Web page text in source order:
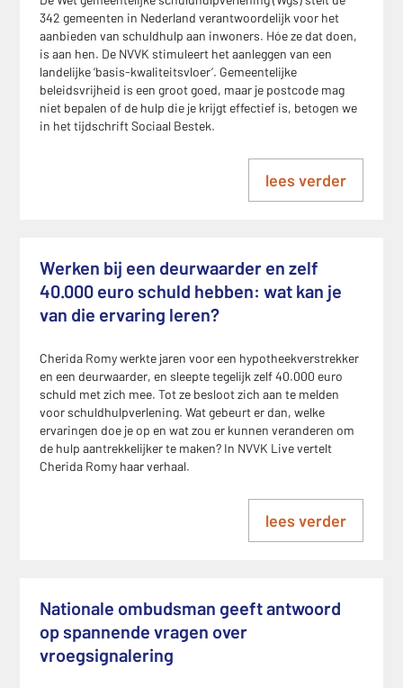
342 gemeenten in Nederland verantwoordelijk voor het
aanbieden van schuldhulp aan inwoners. Hóe ze dat doen,
is aan hen. De NVVK stimuleert het aanleggen van een
landelijke ‘basis-kwaliteitsvloer’. Gemeentelijke
beleidsvrijheid is een groot goed, maar je postcode mag
niet bepalen of de hulp die je krijgt effectief is, betogen we
in het tijdschrift Sociaal Bestek.
lees verder
Werken bij een deurwaarder en zelf
40.000 euro schuld hebben: wat kan je
van die ervaring leren?
Cherida Romy werkte jaren voor een hypotheekverstrekker
en een deurwaarder, en sleepte tegelijk zelf 40.000 euro
schuld met zich mee. Tot ze besloot zich aan te melden
voor schuldhulpverlening. Wat gebeurt er dan, welke
ervaringen doe je op en wat zou er kunnen veranderen om
de hulp aantrekkelijker te maken? In NVVK Live vertelt
Cherida Romy haar verhaal.
lees verder
Nationale ombudsman geeft antwoord
op spannende vragen over
vroegsignalering